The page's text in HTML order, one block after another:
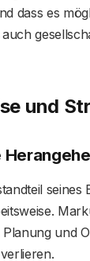
dass es
und
seines
und